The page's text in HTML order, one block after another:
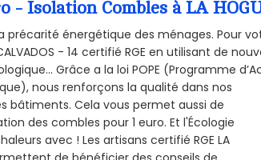
- Isolation Combles à LA
énergétique des ménages. Pour
- 14 certifié RGE en utilisant de
Grâce a la loi POPE (Programme
nous renforçons la qualité dans nos
bâtiments. Cela vous permet aussi de
des combles pour 1 euro. Et l'Écologie
avec ! Les artisans certifié RGE LA